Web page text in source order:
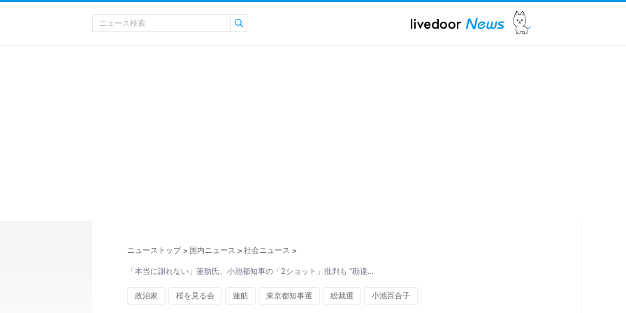
ニューストップ > 国内ニュース > 社会ニュース >
「本当に謝れない」蓮舫氏、小池都知事の「2ショット」批判も “勘違…
政治家 桜を見る会 蓮舫 東京都知事選 総裁選 小池百合子